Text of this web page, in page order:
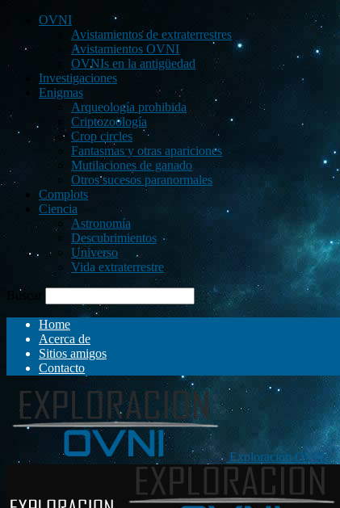
OVNI
Avistamientos de extraterrestres
Avistamientos OVNI
OVNIs en la antigüedad
Investigaciones
Enigmas
Arqueología prohibida
Criptozoología
Crop circles
Fantasmas y otras apariciones
Mutilaciones de ganado
Otros sucesos paranormales
Complots
Ciencia
Astronomía
Descubrimientos
Universo
Vida extraterrestre
Buscar
Home
Acerca de
Sitios amigos
Contacto
Exploración OVNI